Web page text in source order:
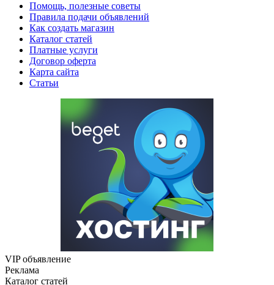
Помощь, полезные советы
Правила подачи объявлений
Как создать магазин
Каталог статей
Платные услуги
Договор оферта
Карта сайта
Статьи
VIP объявление
Реклама
Каталог статей